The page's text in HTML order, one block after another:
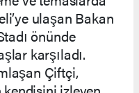
ulaşan Bakan
önünde
karşıladı.
Çiftçi,